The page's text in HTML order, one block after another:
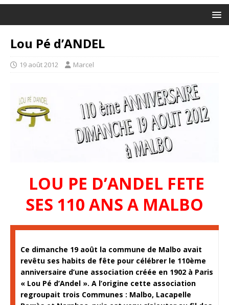
Lou Pé d’ANDEL
19 août 2012 Marcel
LOU PE D’ANDEL FETE
SES 110 ANS A MALBO
Ce dimanche 19 août la commune de Malbo avait
revêtu ses habits de fête pour célébrer le 110ème
anniversaire d’une association créée en 1902 à Paris
« Lou Pé d’Andel ». A l’origine cette association
regroupait trois Communes : Malbo, Lacapelle